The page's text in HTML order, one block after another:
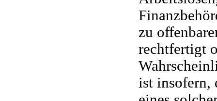
zu
rechtfertigt
ist insofern,